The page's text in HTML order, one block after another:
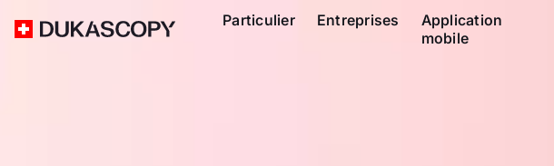
Particulier Entreprises
Application
mobile